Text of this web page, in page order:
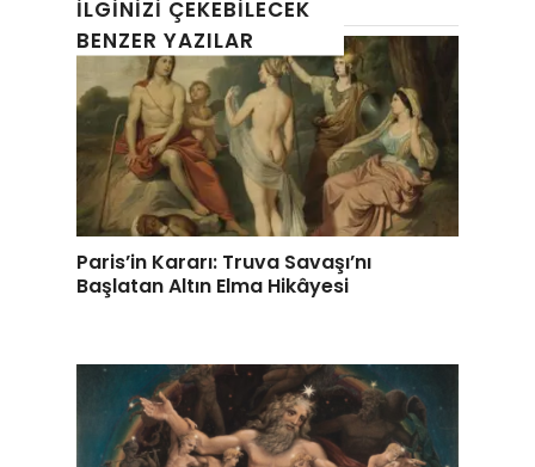
İLGINIZI ÇEKEBILECEK
BENZER YAZILAR
Paris’in Kararı: Truva Savaşı’nı
Başlatan Altın Elma Hikâyesi